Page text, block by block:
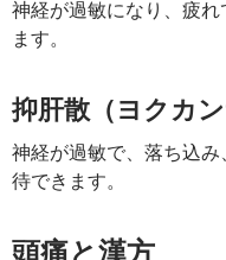
神経が過敏になり、疲
ます。
抑肝散（ヨクカン
神経が過敏で、落ち込
待できます。
頭痛と漢方